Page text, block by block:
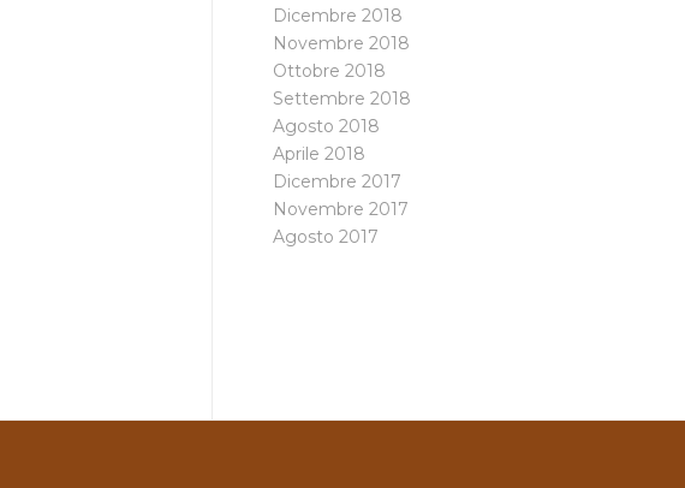
Dicembre 2018
Novembre 2018
Ottobre 2018
Settembre 2018
Agosto 2018
Aprile 2018
Dicembre 2017
Novembre 2017
Agosto 2017